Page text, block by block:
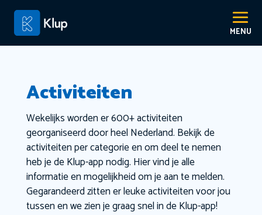
Activiteiten
Wekelijks worden er 600+ activiteiten
georganiseerd door heel Nederland. Bekijk de
activiteiten per categorie en om deel te nemen
heb je de Klup-app nodig. Hier vind je alle
informatie en mogelijkheid om je aan te melden.
Gegarandeerd zitten er leuke activiteiten voor jou
tussen en we zien je graag snel in de Klup-app!